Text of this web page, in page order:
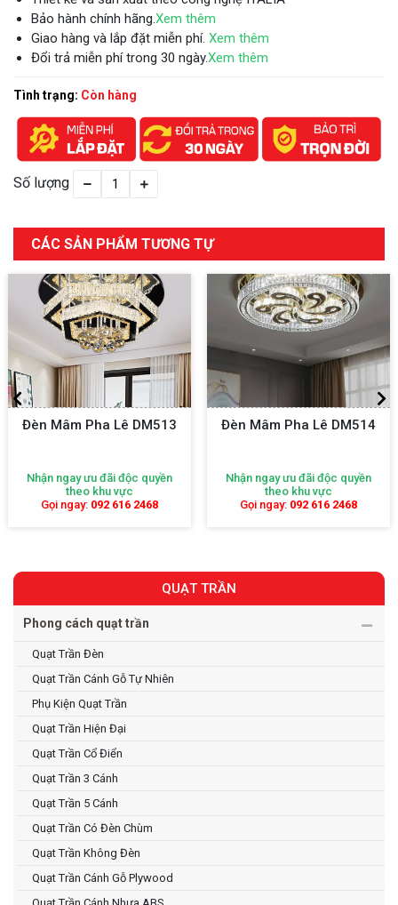
Bảo hành chính hãng.Xem thêm
Giao hàng và lắp đặt miễn phí. Xem thêm
Đổi trả miễn phí trong 30 ngày.Xem thêm
Tình trạng: Còn hàng
Số lượng
CÁC SẢN PHẨM TƯƠNG TỰ
Đèn Mâm Pha Lê DM513
Nhận ngay ưu đãi độc quyền
theo khu vực
Gọi ngay: 092 616 2468
Đèn Mâm Pha Lê DM514
Nhận ngay ưu đãi độc quyền
theo khu vực
Gọi ngay: 092 616 2468
QUẠT TRẦN
Phong cách quạt trần
Quạt Trần Đèn
Quạt Trần Cánh Gỗ Tự Nhiên
Phụ Kiện Quạt Trần
Quạt Trần Hiện Đại
Quạt Trần Cổ Điển
Quạt Trần 3 Cánh
Quạt Trần 5 Cánh
Quạt Trần Có Đèn Chùm
Quạt Trần Không Đèn
Quạt Trần Cánh Gỗ Plywood